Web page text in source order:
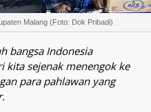
Malang (Foto: Dok Pribadi)
bangsa Indonesia
kita sejenak menengok ke
para pahlawan yang